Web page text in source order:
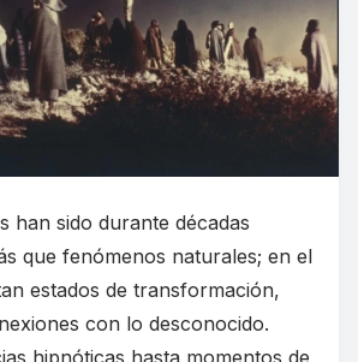
han sido durante décadas
que fenómenos naturales; en el
estados de transformación,
con lo desconocido.
hipnóticas hasta momentos de